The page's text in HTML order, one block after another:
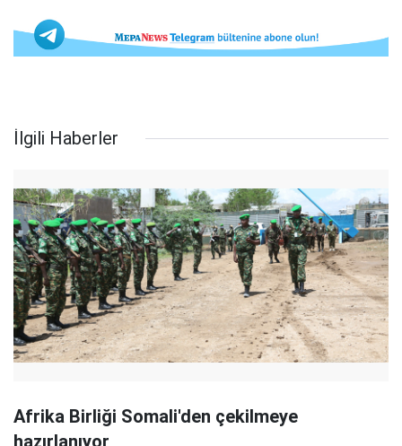
İlgili Haberler
Afrika Birliği Somali'den çekilmeye
hazırlanıyor